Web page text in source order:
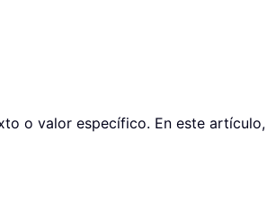
o valor específico. En este